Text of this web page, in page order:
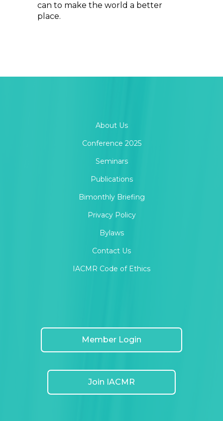
can to make the world a better
place.
About Us
Conference 2025
Seminars
Publications
Bimonthly Briefing
Privacy Policy
Bylaws
Contact Us
IACMR Code of Ethics
Member Login
Join IACMR